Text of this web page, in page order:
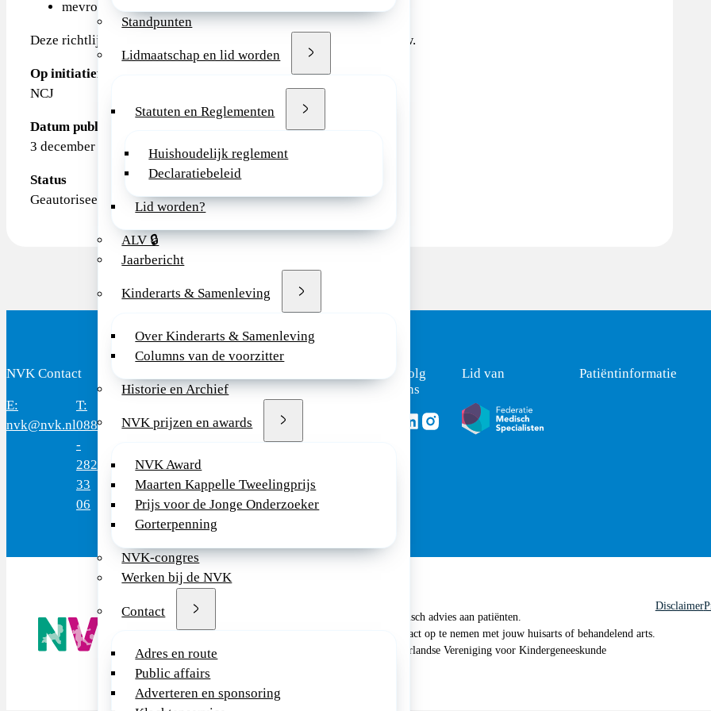
Standpunten
Lidmaatschap en lid worden
Statuten en Reglementen
Huishoudelijk reglement
Declaratiebeleid
Lid worden?
ALV 🔒
Jaarbericht
Kinderarts & Samenleving
Over Kinderarts & Samenleving
Columns van de voorzitter
Historie en Archief
NVK prijzen en awards
NVK Award
Maarten Kappelle Tweelingprijs
Prijs voor de Jonge Onderzoeker
Gorterpenning
NVK-congres
Werken bij de NVK
Contact
Adres en route
Public affairs
Adverteren en sponsoring
mevrouw J. Geelen, kinderarts
Deze richtlijn is tot stand gekomen met financiële steun van ZonMw.
Op initiatief van
NCJ
Datum publicatie
3 december 2019
Status
Geautoriseerd door het NVK bestuur op 15 april 2020
NVK Contact
E:
nvk@nvk.nl
T:
088
-
282
33
06
8.30 - 17.00
(werkdagen)
Medica
Mercatorlaan
1200
Volg
ons
Volg ons via Linkedin
Volg ons via Instagram
Lid van Patiëntinformatie
De NVK geeft geen medisch advies aan patiënten.
Wij adviseren je om contact op te nemen met jouw huisarts of behandelend arts.
Copyright © 2026, Nederlandse Vereniging voor Kindergeneeskunde
Disclaimer